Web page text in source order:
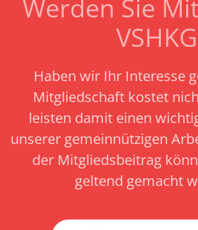
Werden Sie
VSHKG
Haben wir Ihr Interesse
Mitgliedschaft kostet
leisten damit einen
unserer gemeinnützigen
der Mitgliedsbeitrag
geltend gemacht